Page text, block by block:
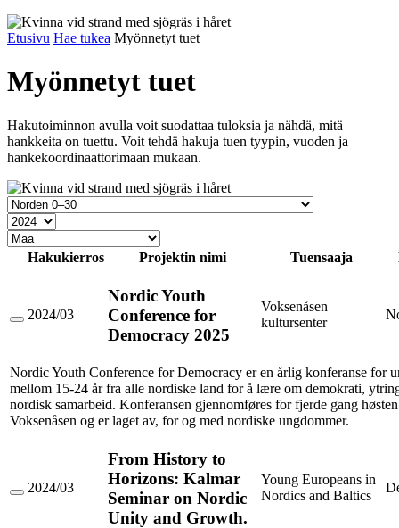
Etusivu Hae tukea Myönnetyt tuet
Myönnetyt tuet
Hakutoiminnon avulla voit suodattaa tuloksia ja nähdä, mitä
hankkeita on tuettu. Voit tehdä hakuja tuen tyypin, vuoden ja
hankekoordinaattorimaan mukaan.
Tukimuoto
Vuosi
Maa
Hakukierros
Projektin nimi Tuensaaja
Nordic
for
Democracy
2025
2024/03
Nordic Youth
Conference for
Democracy 2025
Voksenåsen
kultursenter
Nordic Youth Conference for Democracy er en årlig konferanse for
mellom 15-24 år fra alle nordiske land for å lære om demokrati,
nordisk samarbeid. Konferansen gjennomføres for fjerde gang
Voksenåsen og er laget av, for og med nordiske ungdommer.
From
2024/03
From History to
Horizons: Kalmar
Seminar on Nordic
Unity and Growth.
Young Europeans in
Nordics and Baltics